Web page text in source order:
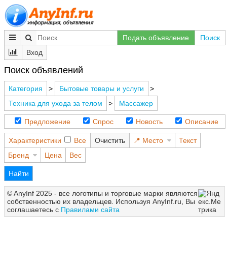
Подать объявление
Поиск
Вход
Поиск объявлений
Категория > Бытовые товары и услуги
>
Техника для ухода за телом
> Массажер
Предложение Спрос Новость Описание
Характеристики Все Очистить Место
Текст
Бренд
Цена Вес
Найти
© AnyInf 2025 - все логотипы и торговые марки являются
собственностью их владельцев. Используя AnyInf.ru, Вы
соглашаетесь с Правилами сайта